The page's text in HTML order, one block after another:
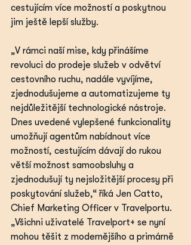
cestujícím více možností a poskytnou
jim ještě lepší služby.
„V rámci naší mise, kdy přinášíme
revoluci do prodeje služeb v odvětví
cestovního ruchu, nadále vyvíjíme,
zjednodušujeme a automatizujeme ty
nejdůležitější technologické nástroje.
Dnes uvedené vylepšené funkcionality
umožňují agentům nabídnout více
možností, cestujícím dávají do rukou
větší možnost samoobsluhy a
zjednodušují ty nejsložitější procesy při
poskytování služeb,“ říká Jen Catto,
Chief Marketing Officer v Travelportu.
„Všichni uživatelé Travelport+ se nyní
mohou těšit z modernějšího a primárně